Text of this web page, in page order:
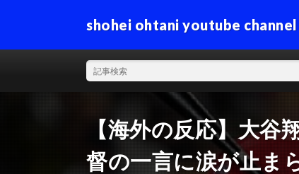
shohei ohtani youtube channel
【海外の反応】大
督の一言に涙が止ま